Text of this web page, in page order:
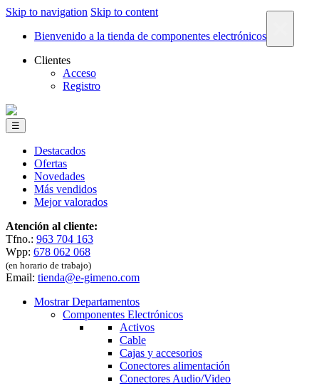
Skip to navigation Skip to content
Bienvenido a la tienda de componentes electrónicos
Clientes
Acceso
Registro
☰
Destacados
Ofertas
Novedades
Más vendidos
Mejor valorados
Atención al cliente:
Tfno.: 963 704 163
Wpp: 678 062 068
(en horario de trabajo)
Email: tienda@e-gimeno.com
Mostrar Departamentos
Componentes Electrónicos
Activos
Cable
Cajas y accesorios
Conectores alimentación
Conectores Audio/Video